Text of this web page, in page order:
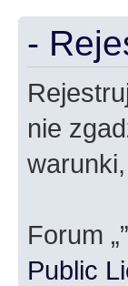
-
nie
Forum
Public